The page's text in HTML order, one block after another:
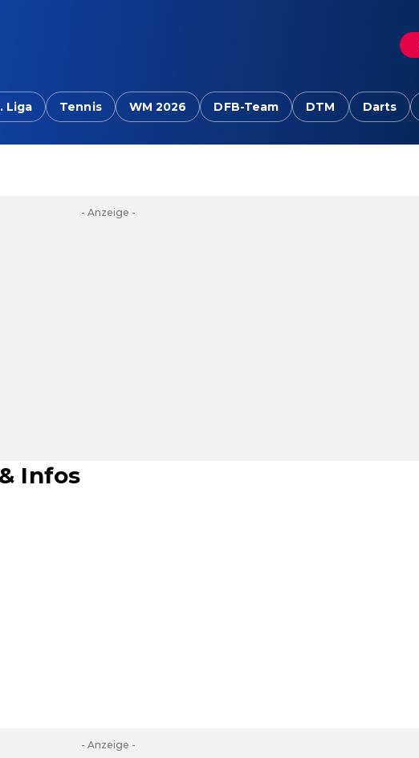
Liga Tennis WM 2026 DFB-Team DTM Darts
- Anzeige -
Infos
- Anzeige -